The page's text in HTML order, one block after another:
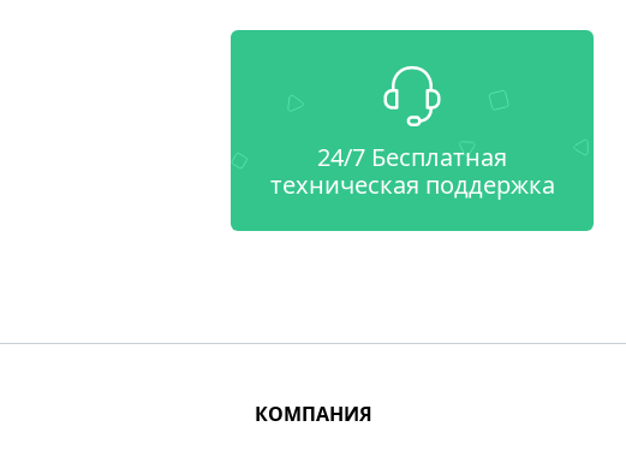
24/7 Бесплатная
техническая поддержка
КОМПАНИЯ